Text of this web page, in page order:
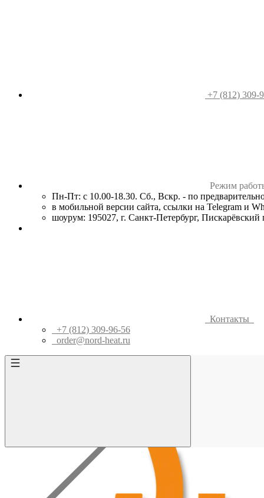
+7 (812) 309-
Режим
Пн-Пт: с 10.00-18.30. Сб., Вскр. - по
в мобильной версии сайта, ссылки на Telegram и
шоурум: 195027, г. Санкт-Петербург, Пискарёвский
Контакты
+7 (812) 309-96-56
order@nord-heat.ru